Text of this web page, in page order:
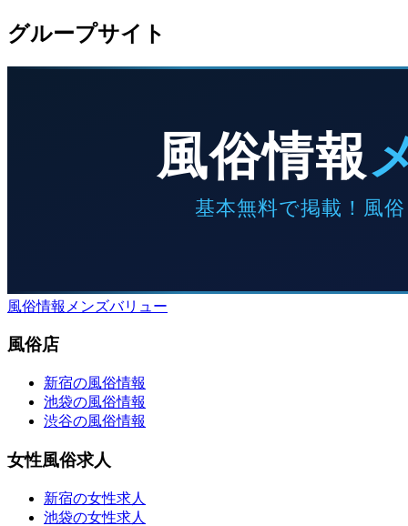
グループサイト
風俗情報メンズバリュー
風俗店
新宿の風俗情報
池袋の風俗情報
渋谷の風俗情報
女性風俗求人
新宿の女性求人
池袋の女性求人